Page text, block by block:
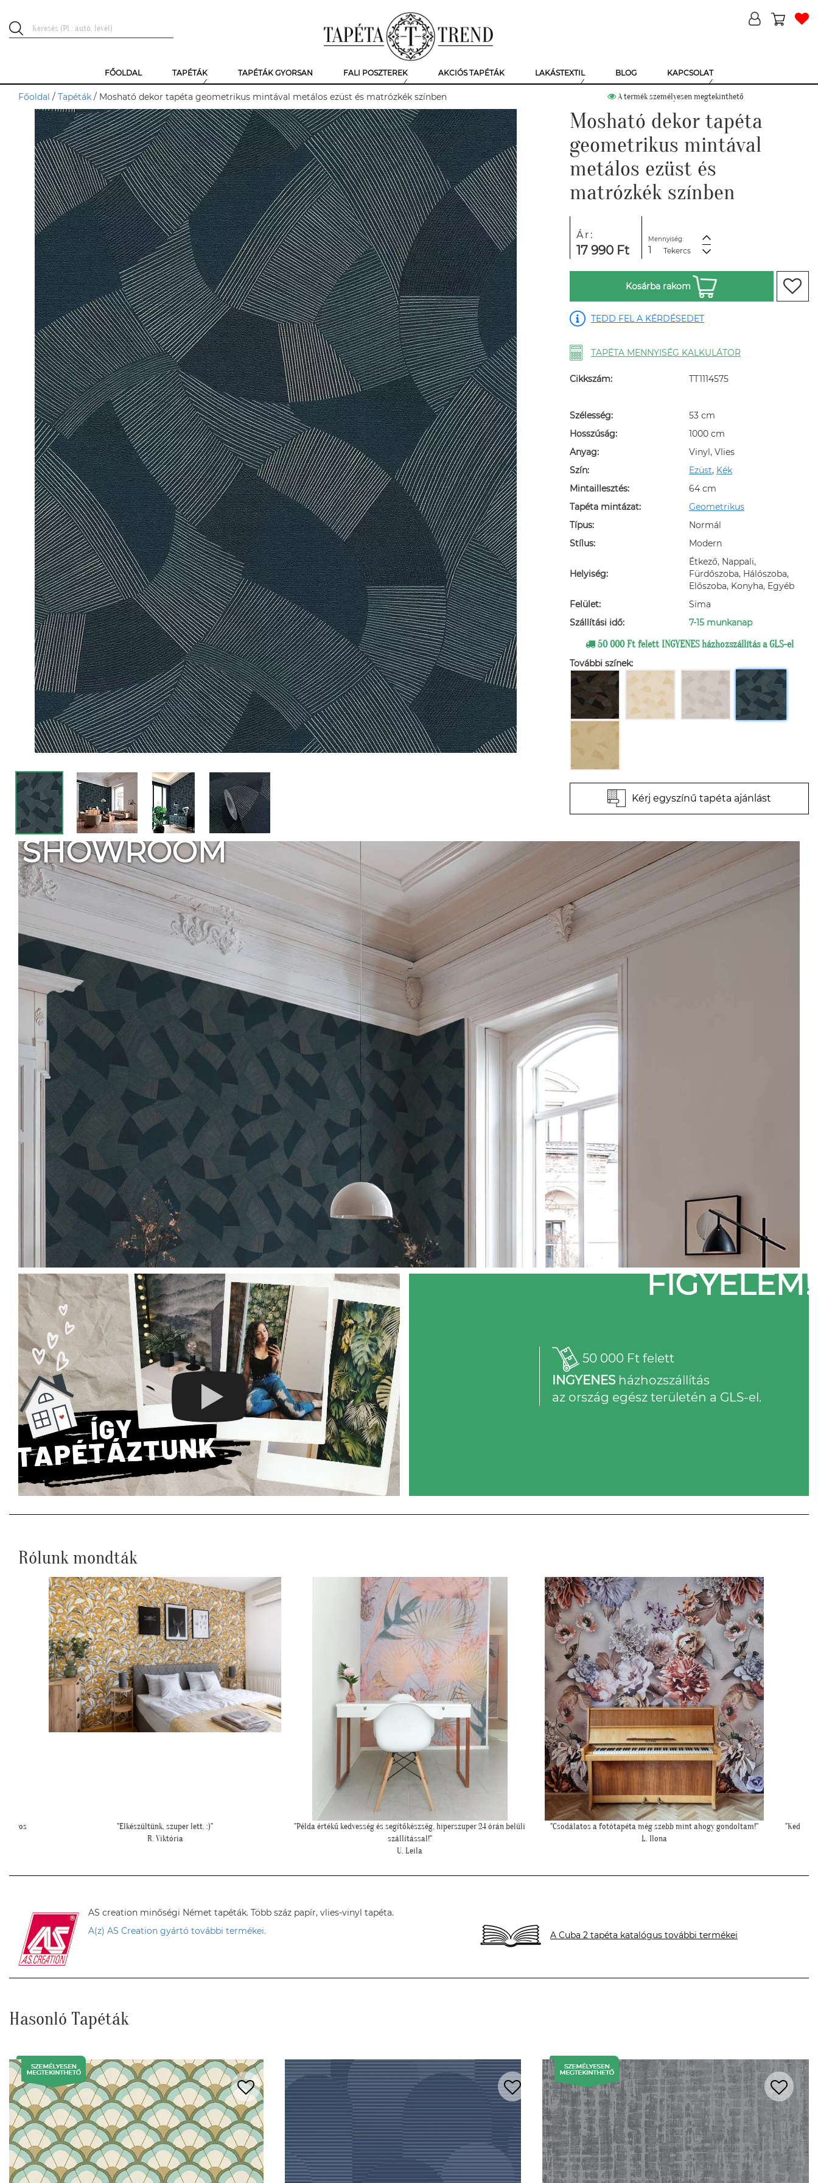
FŐOLDAL TAPÉTÁK TAPÉTÁK GYORSAN FALI POSZTEREK AKCIÓS TAPÉTÁK LAKÁSTEXTIL BLOG KAPCSOLAT
Főoldal / Tapéták / Mosható dekor tapéta geometrikus mintával metálos ezüst és matrózkék színben A termék személyesen megtekinthető
Mosható dekor tapéta
geometrikus mintával
metálos ezüst és
matrózkék színben
Ár:
17 990 Ft
Mennyiség:
Tekercs
Kosárba rakom
TEDD FEL A KÉRDÉSEDET
TAPÉTA MENNYISÉG KALKULÁTOR
Cikkszám: TT1114575
Szélesség:
53 cm
Hosszúság:
1000 cm
Anyag:
Vinyl, Vlies
Szín:
Ezüst, Kék
Mintaillesztés:
64 cm
Tapéta mintázat:
Geometrikus
Típus:
Normál
Stílus:
Modern
Helyiség:
Étkező, Nappali,
Fürdőszoba, Hálószoba,
Előszoba, Konyha, Egyéb
Felület:
Sima
Szállítási idő:
7-15 munkanap
50 000 Ft felett INGYENES házhozszállítás a GLS-el
További színek:
Kérj egyszínű tapéta ajánlást
SHOWROOM
FIGYELEM!
50 000 Ft felett
INGYENESházhozszállítás
az ország egész területén a GLS-el.
Rólunk mondták
"Példa értékű kedvesség és segítőkészség, hiperszuper 24 órán belüli
szállítással!"
"Csodálatos a fotótapéta még szebb mint ahogy gondoltam!"
L. Ilona
"Kedves Tapétatrend ! Köszönöm a makis tapétát. Jó választás lett
nagyon!"
AS creation minőségi Német tapéták. Több száz papír, vlies-vinyl tapéta.
A(z) AS Creation gyártó további termékei.
A Cuba 2 tapéta katalógus további termékei
Hasonló Tapéták